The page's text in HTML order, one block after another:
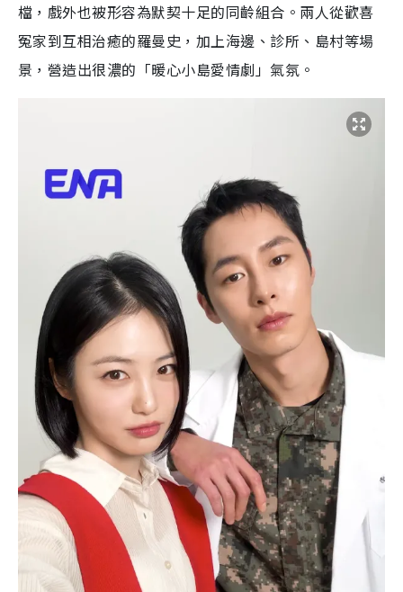
檔，戲外也被形容為默契十足的同齡組合。兩人從歡喜
冤家到互相治癒的羅曼史，加上海邊、診所、島村等場
景，營造出很濃的「暖心小島愛情劇」氣氛。